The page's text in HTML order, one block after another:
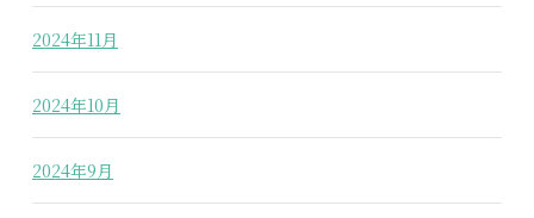
2024年11月
2024年10月
2024年9月